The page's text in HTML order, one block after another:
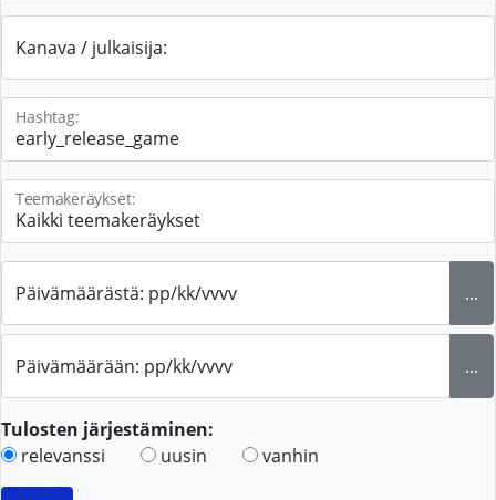
Kanava / julkaisija:
Hashtag:
Teemakeräykset:
Päivämäärästä: pp/kk/vvvv ...
Päivämäärään: pp/kk/vvvv ...
Tulosten järjestäminen:
relevanssi
uusin vanhin